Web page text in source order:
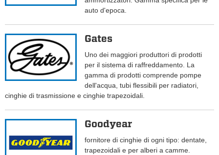
auto d'epoca.
Gates
Uno dei maggiori produttori di prodotti
per il sistema di raffreddamento. La
gamma di prodotti comprende pompe
dell'acqua, tubi flessibili per radiatori,
cinghie di trasmissione e cinghie trapezoidali.
Goodyear
fornitore di cinghie di ogni tipo: dentate,
trapezoidali e per alberi a camme.